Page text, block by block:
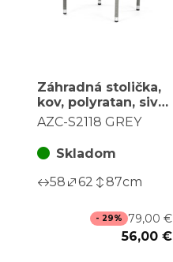
Záhradná stolička,
kov, polyratan, sivá,
AZC-S2118 GREY
AZC-S2118 GREY
Skladom
58
62 87cm
- 29% 79,00 €
56,00 €